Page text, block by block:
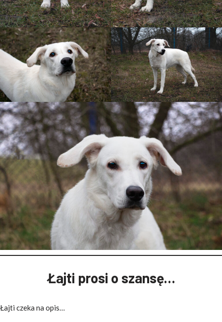
Łajti prosi o szansę…
Łajti czeka na opis…